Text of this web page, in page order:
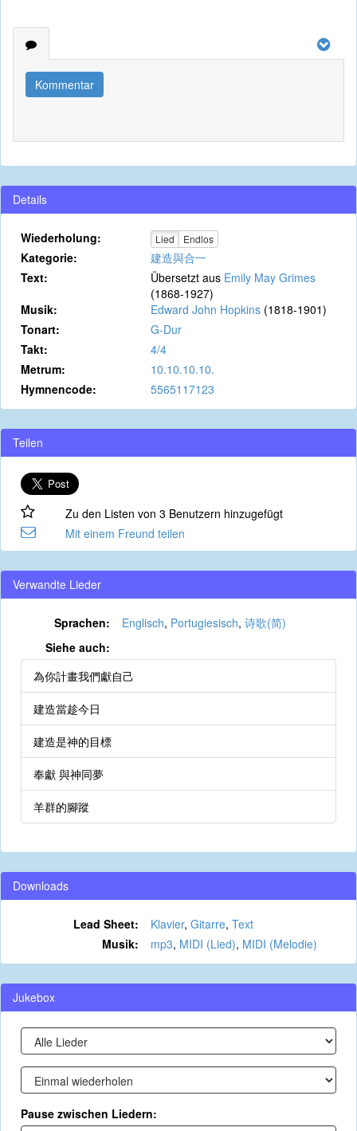
Kommentar
Details
Wiederholung: Lied Endlos
Kategorie:
建造與合一
Text:
Übersetzt aus Emily May Grimes
(1868-1927)
Musik:
Edward John Hopkins (1818-1901)
Tonart:
G-Dur
Takt:
4/4
Metrum:
10.10.10.10.
Hymnencode:
5565117123
Teilen
Zu den Listen von 3 Benutzern hinzugefügt
Mit einem Freund teilen
Verwandte Lieder
Sprachen: Englisch, Portugiesisch, 诗歌(简)
Siehe auch:
為你計畫我們獻自己
建造當趁今日
建造是神的目標
奉獻 與神同夢
羊群的腳蹤
Downloads
Lead Sheet: Klavier, Gitarre, Text
Musik:
mp3, MIDI (Lied), MIDI (Melodie)
Jukebox
Pause zwischen Liedern: